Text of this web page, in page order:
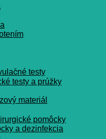
testy
testy a prúžky
materiál
pomôcky
a dezinfekcia